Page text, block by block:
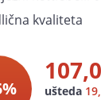
kvaliteta
ušteda